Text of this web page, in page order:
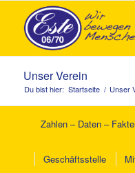
Unser Verein
Du bist hier: Startseite / Unser
Zahlen – Daten –
Geschäftsstelle